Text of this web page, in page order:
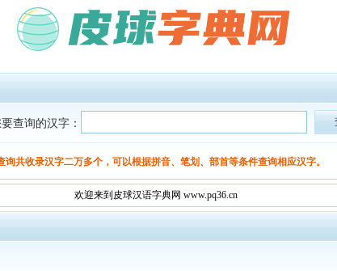
查询的汉字：
询共收录汉字二万多个，可以根据拼音、笔划、部首等条件查询相应汉字。
欢迎来到皮球汉语字典网 www.pq36.cn